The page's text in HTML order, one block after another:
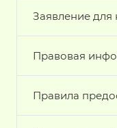
Заявление для
Правовая
Правила